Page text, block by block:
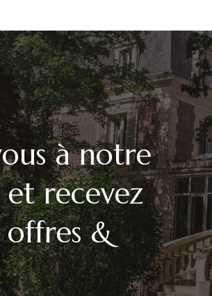
à notre
recevez
offres &